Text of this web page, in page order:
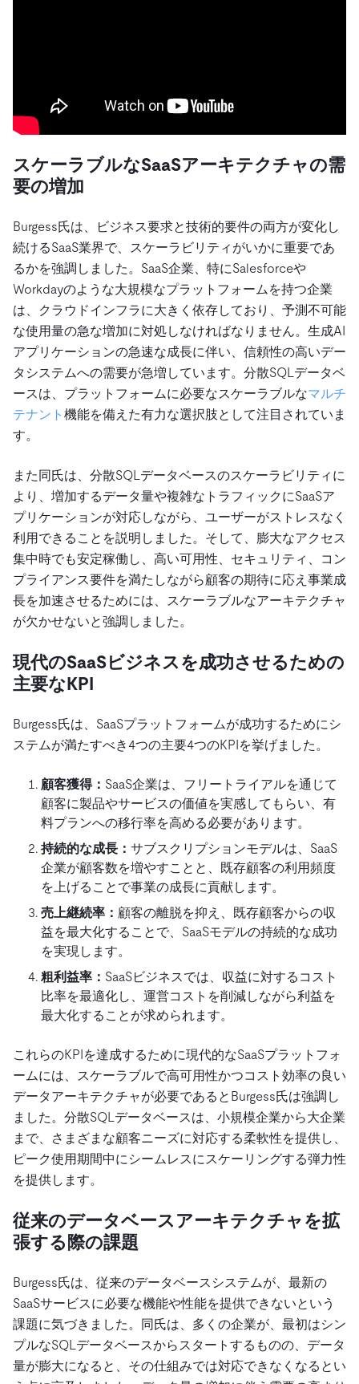
スケーラブルなSaaSアーキテクチャの需
要の増加
Burgess氏は、ビジネス要求と技術的要件の両方が変化し
続けるSaaS業界で、スケーラビリティがいかに重要であ
るかを強調しました。SaaS企業、特にSalesforceや
Workdayのような大規模なプラットフォームを持つ企業
は、クラウドインフラに大きく依存しており、予測不可能
な使用量の急な増加に対処しなければなりません。生成AI
アプリケーションの急速な成長に伴い、信頼性の高いデー
タシステムへの需要が急増しています。分散SQLデータベ
ースは、プラットフォームに必要なスケーラブルなマルチ
テナント 機能を備えた有力な選択肢として注目されていま
す。
また同氏は、分散SQLデータベースのスケーラビリティに
より、増加するデータ量や複雑なトラフィックにSaaSア
プリケーションが対応しながら、ユーザーがストレスなく
利用できることを説明しました。そして、膨大なアクセス
集中時でも安定稼働し、高い可用性、セキュリティ、コン
プライアンス要件を満たしながら顧客の期待に応え事業成
長を加速させるためには、スケーラブルなアーキテクチャ
が欠かせないと強調しました。
現代のSaaSビジネスを成功させるための
主要なKPI
Burgess氏は、SaaSプラットフォームが成功するためにシ
ステムが満たすべき4つの主要4つのKPIを挙げました。
顧客獲得： SaaS企業は、フリートライアルを通じて
顧客に製品やサービスの価値を実感してもらい、有
料プランへの移行率を高める必要があります。
持続的な成長： サブスクリプションモデルは、SaaS
企業が顧客数を増やすことと、既存顧客の利用頻度
を上げることで事業の成長に貢献します。
売上継続率： 顧客の離脱を抑え、既存顧客からの収
益を最大化することで、SaaSモデルの持続的な成功
を実現します。
粗利益率： SaaSビジネスでは、収益に対するコスト
比率を最適化し、運営コストを削減しながら利益を
最大化することが求められます。
これらのKPIを達成するために現代的なSaaSプラットフォ
ームには、スケーラブルで高可用性かつコスト効率の良い
データアーキテクチャが必要であるとBurgess氏は強調し
ました。分散SQLデータベースは、小規模企業から大企業
まで、さまざまな顧客ニーズに対応する柔軟性を提供し、
ピーク使用期間中にシームレスにスケーリングする弾力性
を提供します。
従来のデータベースアーキテクチャを拡
張する際の課題
Burgess氏は、従来のデータベースシステムが、最新の
SaaSサービスに必要な機能や性能を提供できないという
課題に気づきました。同氏は、多くの企業が、最初はシン
プルなSQLデータベースからスタートするものの、データ
量が膨大になると、その仕組みでは対応できなくなるとい